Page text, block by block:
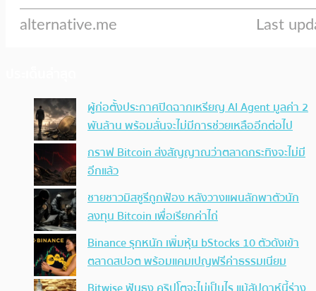
ผู้ก่อตั้งประกาศปิดฉากเหรียญ AI Agent มูลค่า 2
พันล้าน พร้อมลั่นจะไม่มีการช่วยเหลืออีกต่อไป
กราฟ Bitcoin ส่งสัญญาณว่าตลาดกระทิงจะไม่มี
อีกแล้ว
ชายชาวมิสซูรีถูกฟ้อง หลังวางแผนลักพาตัวนัก
ลงทุน Bitcoin เพื่อเรียกค่าไถ่
Binance รุกหนัก เพิ่มหุ้น bStocks 10 ตัวดังเข้า
ตลาดสปอต พร้อมแคมเปญฟรีค่าธรรมเนียม